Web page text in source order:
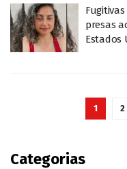
presas
Estados
1 2
Categorias